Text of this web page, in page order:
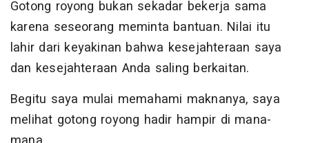
Gotong royong bukan sekadar bekerja sama
karena seseorang meminta bantuan. Nilai itu
lahir dari keyakinan bahwa kesejahteraan saya
dan kesejahteraan Anda saling berkaitan.
Begitu saya mulai memahami maknanya, saya
melihat gotong royong hadir hampir di mana-